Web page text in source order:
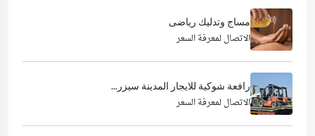
مساج وتدليك رياضى
الاتصال لمعرفة السعر
رافعة شوكية للايجار المدينة سيزر...
الاتصال لمعرفة السعر